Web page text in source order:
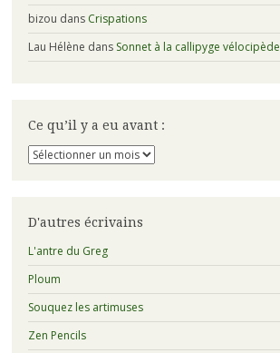
bizou dans Crispations
Lau Hélène dans Sonnet à la callipyge vélocipède
Ce qu’il y a eu avant :
Ce
qu’il
eu
:
D'autres écrivains
L'antre du Greg
Ploum
Souquez les artimuses
Zen Pencils